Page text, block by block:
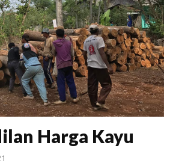
Harga Kayu